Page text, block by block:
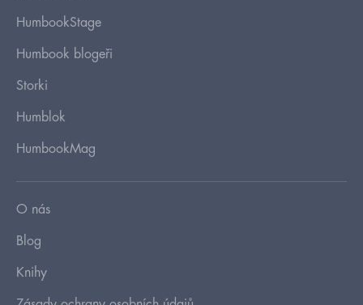
HumbookStage
Humbook blogeři
Storki
Humblok
HumbookMag
O nás
Blog
Knihy